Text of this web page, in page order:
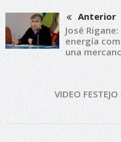
Anterior
José
energía
una
VIDEO